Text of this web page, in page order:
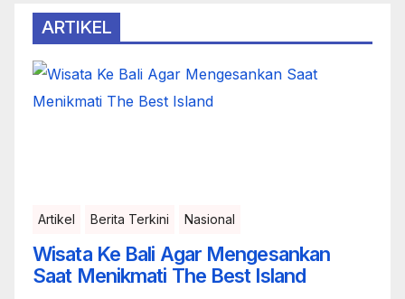
ARTIKEL
Artikel Berita Terkini Nasional
Wisata Ke Bali Agar Mengesankan
Saat Menikmati The Best Island